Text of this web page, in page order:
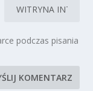
podczas pisania